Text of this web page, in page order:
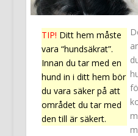
TIP! Ditt hem måste
vara “hundsäkrat”.
Innan du tar med en
hund in i ditt hem bör
du vara säker på att
området du tar med
den till är säkert.